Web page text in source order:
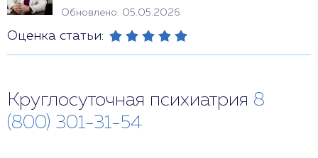
Обновлено: 05.05.2026
Оценка статьи:
Круглосуточная психиатрия 8
(800) 301-31-54